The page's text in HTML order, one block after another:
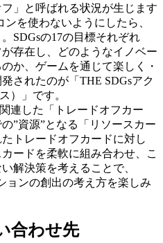
」と呼ばれる状況が生じます
を使わないようにしたら、
SDGsの17の目標それぞれ
存在し、どのようなイノベー
か、ゲームを通じて楽しく・
されたのが「THE SDGsアク
）」です。
連した「トレードオフカー
”資源”となる「リソースカー
トレードオフカードに対し
ードを柔軟に組み合わせ、こ
解決策を考えることで、
ョンの創出の考え方を楽しみ
合わせ先